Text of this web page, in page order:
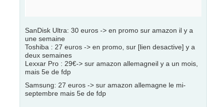
SanDisk Ultra: 30 euros -> en promo sur amazon il y a
une semaine
Toshiba : 27 euros -> en promo, sur [lien desactive] y a
deux semaines
Lexxar Pro : 29€-> sur amazon allemagneil y a un mois,
mais 5e de fdp
Samsung: 27 euros -> sur amazon allemagne le mi-
septembre mais 5e de fdp